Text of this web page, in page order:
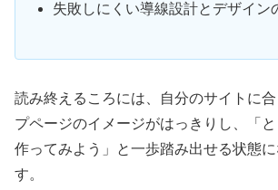
失敗しにくい導線設計とデザイン
読み終えるころには、自分のサイトに
プページのイメージがはっきりし、「
作ってみよう」と一歩踏み出せる状態
す。